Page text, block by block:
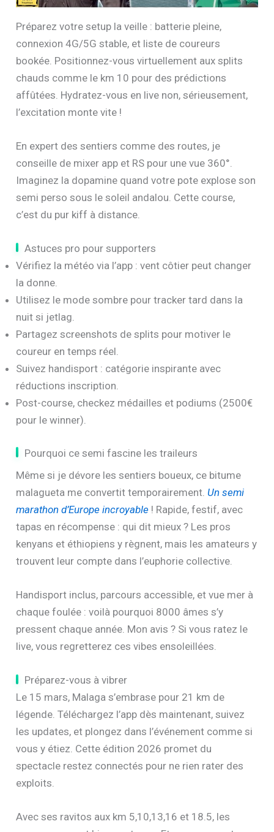
Préparez votre setup la veille : batterie pleine,
connexion 4G/5G stable, et liste de coureurs
bookée. Positionnez-vous virtuellement aux splits
chauds comme le km 10 pour des prédictions
affûtées. Hydratez-vous en live non, sérieusement,
l’excitation monte vite !
En expert des sentiers comme des routes, je
conseille de mixer app et RS pour une vue 360°.
Imaginez la dopamine quand votre pote explose son
semi perso sous le soleil andalou. Cette course,
c’est du pur kiff à distance.
Astuces pro pour supporters
Vérifiez la météo via l’app : vent côtier peut changer
la donne.
Utilisez le mode sombre pour tracker tard dans la
nuit si jetlag.
Partagez screenshots de splits pour motiver le
coureur en temps réel.
Suivez handisport : catégorie inspirante avec
réductions inscription.
Post-course, checkez médailles et podiums (2500€
pour le winner).
Pourquoi ce semi fascine les traileurs
Même si je dévore les sentiers boueux, ce bitume
malagueta me convertit temporairement. Un semi
marathon d’Europe incroyable ! Rapide, festif, avec
tapas en récompense : qui dit mieux ? Les pros
kenyans et éthiopiens y règnent, mais les amateurs y
trouvent leur compte dans l’euphorie collective.
Handisport inclus, parcours accessible, et vue mer à
chaque foulée : voilà pourquoi 8000 âmes s’y
pressent chaque année. Mon avis ? Si vous ratez le
live, vous regretterez ces vibes ensoleillées.
Préparez-vous à vibrer
Le 15 mars, Malaga s’embrase pour 21 km de
légende. Téléchargez l’app dès maintenant, suivez
les updates, et plongez dans l’événement comme si
vous y étiez. Cette édition 2026 promet du
spectacle restez connectés pour ne rien rater des
exploits.
Avec ses ravitos aux km 5,10,13,16 et 18.5, les